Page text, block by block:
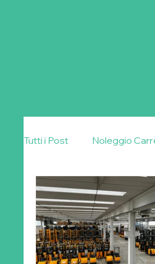
Tutti i Post Noleggio